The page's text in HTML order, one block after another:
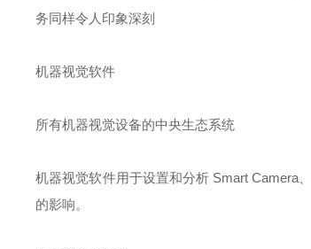
务同样令人印象深刻
机器视觉软件
所有机器视觉设备的中央生态系统
机器视觉软件用于设置和分析 Smart Camera
的影响。